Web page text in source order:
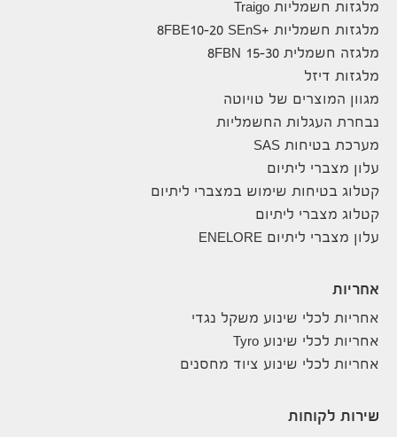
מלגזות חשמליות Traigo
מלגזות חשמליות +8FBE10-20 SEnS
מלגזה חשמלית 8FBN 15-30
מלגזות דיזל
מגוון המוצרים של טויוטה
נבחרת העגלות החשמליות
מערכת בטיחות SAS
עלון מצברי ליתיום
קטלוג בטיחות שימוש במצברי ליתיום
קטלוג מצברי ליתיום
עלון מצברי ליתיום ENELORE
אחריות
אחריות לכלי שינוע משקל נגדי
אחריות לכלי שינוע Tyro
אחריות לכלי שינוע ציוד מחסנים
שירות לקוחות